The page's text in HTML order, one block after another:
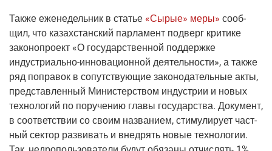
Так­же еже­не­дель­ник в ста­тье «Сырые» меры» сооб­
щил, что казах­стан­ский пар­ла­мент под­верг кри­ти­ке
зако­но­про­ект «О госу­дар­ствен­ной под­держ­ке
инду­стри­аль­но-инно­ва­ци­он­ной дея­тель­но­сти», а так­же
ряд попра­вок в сопут­ству­ю­щие зако­но­да­тель­ные акты,
пред­став­лен­ный Мини­стер­ством инду­стрии и новых
тех­но­ло­гий по пору­че­нию гла­вы госу­дар­ства. Доку­мент,
в соот­вет­ствии со сво­им назва­ни­ем, сти­му­ли­ру­ет част­
ный сек­тор раз­ви­вать и внед­рять новые тех­но­ло­гии.